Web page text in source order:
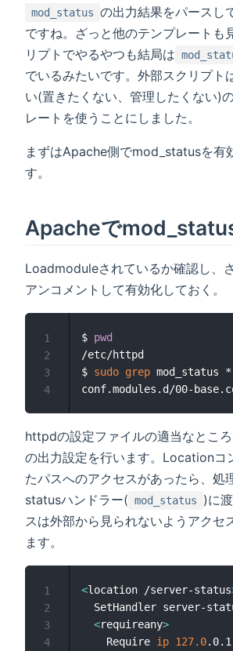
mod_status の出力結果をパースし
ですね。ざっと他のテンプレートも
リプトでやるやつも結局は
でいるみたいです。外部スクリプト
い(置きたくない、管理したくない)
レートを使うことにしました。
まずはApache側でmod_statusを有
す。
Apacheで
Loadmoduleされているか確認し、
アンコメントして有効化しておく。
$ pwd
/etc/httpd
$ sudo grep mod_status
1
2
3
4
httpdの設定ファイルの適当なとこ
の出力設定を行います。Locationコ
たパスへのアクセスがあったら、処
statusハンドラー( mod_status
)に
スは外部から見られないようアクセ
ます。
<location /server-status
SetHandler server-
<requireany>
    Require
ip 127.0.0.1
1
2
3
4